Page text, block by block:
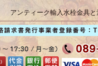
アンティーク輸入水栓金具